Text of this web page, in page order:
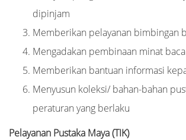
dipinjam
Memberikan pelayanan bimbingan
Mengadakan pembinaan minat baca
Memberikan bantuan informasi
Menyusun koleksi/ bahan-bahan
peraturan yang berlaku
Pelayanan Pustaka Maya (TIK)